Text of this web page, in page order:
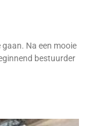
Na een mooie
bestuurder